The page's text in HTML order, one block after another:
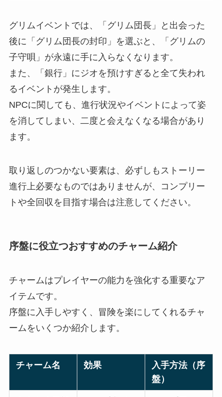
グリムイベントでは、「グリム団長」と出会った
後に「グリム団長の封印」を選ぶと、「グリムの
子守唄」が永遠に手に入らなくなります。
また、「銀行」にジオを預けすぎると全て失われ
るイベントが発生します。
NPCに関しても、進行状況やイベントによって姿
を消してしまい、二度と会えなくなる場合があり
ます。
取り返しのつかない要素は、必ずしもストーリー
進行上必要なものではありませんが、コンプリー
トや全回収を目指す場合は注意してください。
序盤に役立つおすすめのチャーム紹介
チャームはプレイヤーの能力を強化する重要なア
イテムです。
序盤に入手しやすく、冒険を楽にしてくれるチャ
ームをいくつか紹介します。
チャーム名 効果
入手方法（序
盤）